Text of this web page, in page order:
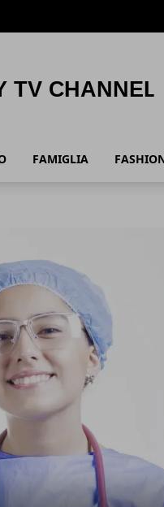
FAMIGLIA